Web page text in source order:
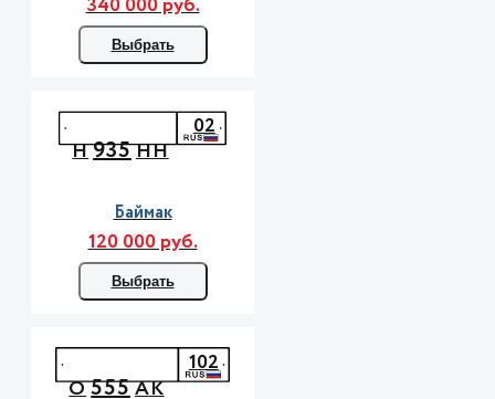
Выбрать
Н935НН
02
Баймак
120 000 руб.
Выбрать
О555АК
102